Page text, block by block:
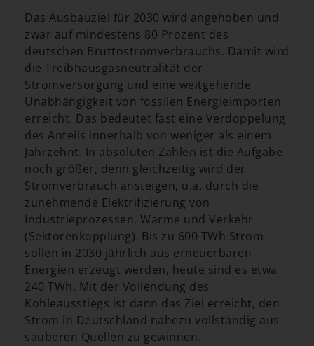
Das Ausbauziel für 2030 wird angehoben und
zwar auf mindestens 80 Prozent des
deutschen Bruttostromverbrauchs. Damit wird
die Treibhausgasneutralität der
Stromversorgung und eine weitgehende
Unabhängigkeit von fossilen Energieimporten
erreicht. Das bedeutet fast eine Verdoppelung
des Anteils innerhalb von weniger als einem
Jahrzehnt. In absoluten Zahlen ist die Aufgabe
noch größer, denn gleichzeitig wird der
Stromverbrauch ansteigen, u.a. durch die
zunehmende Elektrifizierung von
Industrieprozessen, Wärme und Verkehr
(Sektorenkopplung). Bis zu 600 TWh Strom
sollen in 2030 jährlich aus erneuerbaren
Energien erzeugt werden, heute sind es etwa
240 TWh. Mit der Vollendung des
Kohleausstiegs ist dann das Ziel erreicht, den
Strom in Deutschland nahezu vollständig aus
sauberen Quellen zu gewinnen.